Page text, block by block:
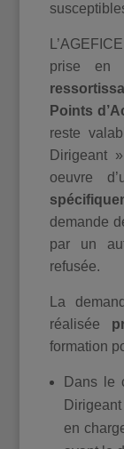
prise en
Points
reste
Dirigeant
oeuvre
demande
par un
refusée.
La
réalisée
formation
Dans le
en